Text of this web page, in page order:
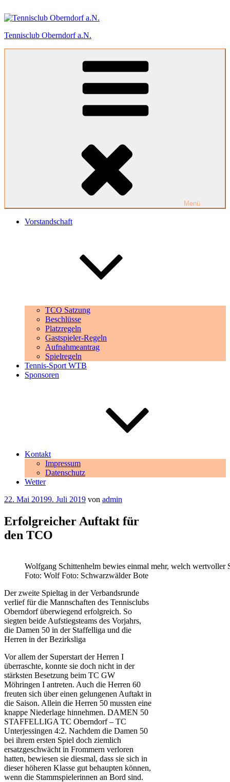
Inhalt
Tennisclub Oberndorf a.N.
Menü
Vorstandschaft
TCO Satzung
Beschlüsse
Platzregeln
Gastspieler-Regeln
Aufnahmeantrag
Spielregeln
Tennis-Sport WTB
Sponsoren
Kontakt
Impressum
Datenschutz
Wetter
Veröffentlicht
22. Mai 20199. Juli 2019 von admin
Erfolgreicher Auftakt für
den TCO
Wolfgang Schittenhelm bewies einmal mehr, welch
Foto: Wolf Foto: Schwarzwälder Bote
Der zweite Spieltag in der Verbandsrunde
verlief für die Mannschaften des Tennisclubs
Oberndorf überwiegend erfolgreich. So
siegten beide Aufstiegsteams des Vorjahrs,
die Damen 50 in der Staffelliga und die
Herren in der Bezirksliga
Vor allem der Superstart der Herren I
überraschte, konnte sie doch nicht in der
stärksten Besetzung beim TC GW
Möhringen I antreten. Auch die Herren 60
freuten sich über einen gelungenen Auftakt in
die Saison. Allein die Herren 50 mussten eine
knappe Niederlage hinnehmen. DAMEN 50
STAFFELLIGA TC Oberndorf – TC
Unterjessingen 4:2. Nachdem die Damen 50
bei ihrem ersten Spiel doch ziemlich
ersatzgeschwächt in Frommern verloren
hatten, bewiesen sie diesmal, dass sie sich in
dieser höheren Klasse gut behaupten können,
wenn die Stammspielerinnen an Bord sind.